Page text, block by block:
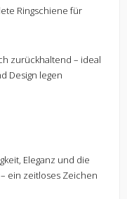
Ringschiene für
zurückhaltend – ideal
Design legen
Eleganz und die
ein zeitloses Zeichen